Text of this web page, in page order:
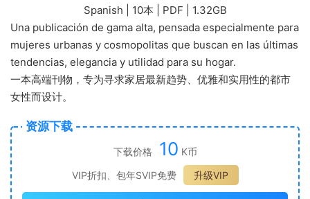
Spanish | 10本 | PDF | 1.32GB
Una publicación de gama alta, pensada especialmente para
mujeres urbanas y cosmopolitas que buscan en las últimas
tendencias, elegancia y utilidad para su hogar.
一本高端刊物，专为寻求家居最新趋势、优雅和实用性的都市
女性而设计。
资源下载
下载价格 10 K币
VIP折扣、包年SVIP免费
升级VIP